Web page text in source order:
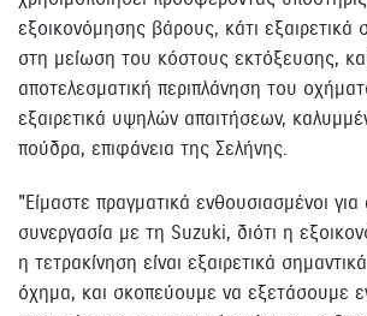
εξοικονόμησης βάρους, κάτι εξαιρετικά
στη μείωση του κόστους εκτόξευσης,
αποτελεσματική περιπλάνηση του
εξαιρετικά υψηλών απαιτήσεων,
πούδρα, επιφάνεια της Σελήνης.
"Είμαστε πραγματικά ενθουσιασμένοι
συνεργασία με τη Suzuki, διότι η
η τετρακίνηση είναι εξαιρετικά
όχημα, και σκοπεύουμε να εξετάσουμε